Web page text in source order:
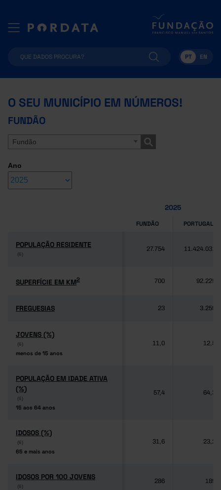
PT EN
O SEU MUNICÍPIO EM NÚMEROS!
FUNDÃO
Fundão
Ano
2025
FUNDÃO PORTUGAL
POPULAÇÃO RESIDENTE
(6)
POPULAÇÃO RESIDENTE
(6)
27.754 11.424.031
SUPERFÍCIE EM KM2
SUPERFÍCIE EM KM2 700 92.225
FREGUESIAS
FREGUESIAS 23 3.259
JOVENS (%)
(6)
menos de 15 anos
JOVENS (%)
(6)
menos de 15 anos
11,0 12,5
POPULAÇÃO EM IDADE ATIVA
(%)
(6)
15 aos 64 anos
POPULAÇÃO EM IDADE ATIVA
(%)
(6)
15 aos 64 anos
57,4 64,3
IDOSOS (%)
(6)
65 e mais anos
IDOSOS (%)
(6)
65 e mais anos
31,6 23,2
IDOSOS POR 100 JOVENS
(6)
IDOSOS POR 100 JOVENS
(6)
286 189